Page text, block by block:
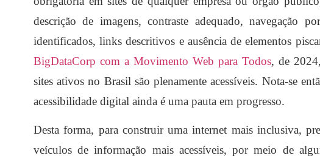
descrição de imagens, contraste adequado, navegação
identificados, links descritivos e ausência de elementos
BigDataCorp com a Movimento Web para Todos, de
sites ativos no Brasil são plenamente acessíveis. Nota-se
acessibilidade digital ainda é uma pauta em progresso.
Desta forma, para construir uma internet mais inclusiva,
veículos de informação mais acessíveis, por meio de